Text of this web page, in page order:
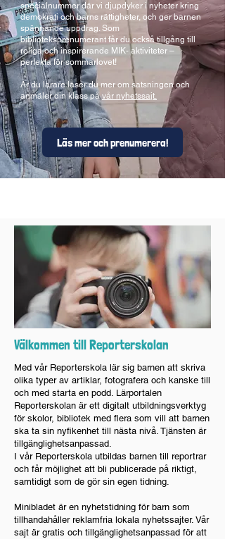
specialnummer där vi djupdyker i nyheter kring
demokrati och barns rättigheter, och ger barnen
spännande uppdrag. Som
biblioteksprenumerant får du också tillgång till
roliga och inspirerande MIK- aktiviteter –
perfekta för sommarlovet!
Är du lärare läser du mer om satsningen och
anmäler din klass påvår nyhetssajt.
Läs mer och prenumerera!
Välkommen till Reporterskolan
Med vår Reporterskola lär sig barnen att skriva
olika typer av artiklar, fotografera och kanske till
och med starta en podd. Lärportalen
Reporterskolan är ett digitalt utbildningsverktyg
för skolor, bibliotek med flera som vill att barnen
ska ta sin nyfikenhet till nästa nivå. Tjänsten är
tillgänglighetsanpassad.
I vår Reporterskola utbildas barnen till reportrar
och får möjlighet att bli publicerade på riktigt,
samtidigt som de gör sin egen tidning.
Minibladet är en nyhetstidning för barn som
tillhandahåller reklamfria lokala nyhetssajter. Vår
sajt är gratis och tillgänglighetsanpassad för att